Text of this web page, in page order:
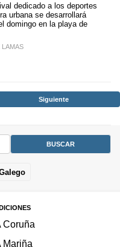
dedicado a los deportes
urbana se desarrollará
domingo en la playa de
Siguiente
Coruña
Mariña